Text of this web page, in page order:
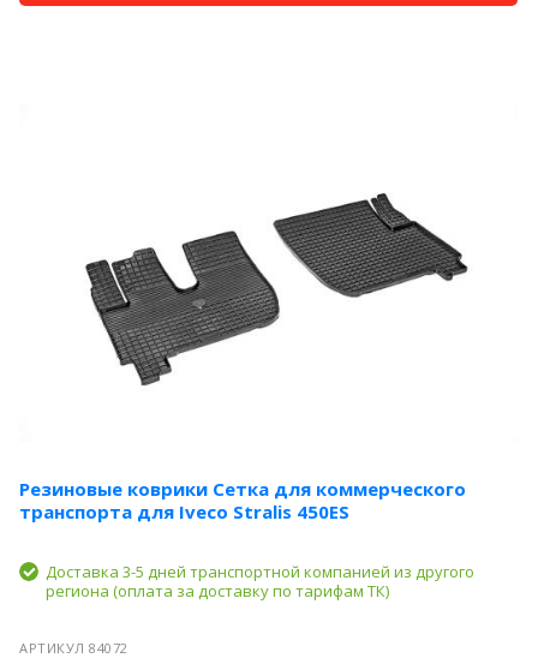
Резиновые коврики Сетка для коммерческого
транспорта для Iveco Stralis 450ES
Доставка 3-5 дней транспортной компанией из другого
региона (оплата за доставку по тарифам ТК)
АРТИКУЛ 84072